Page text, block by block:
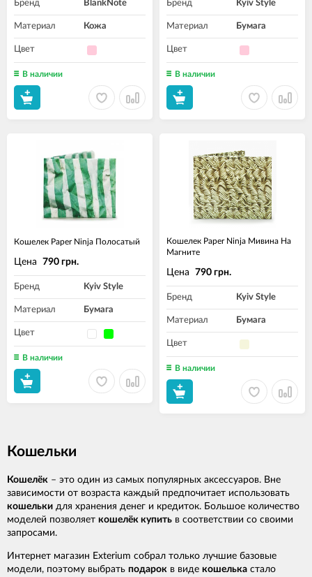
Бренд BlankNote
Материал Кожа
Цвет
В наличии
Бренд Kyiv Style
Материал Бумага
Цвет
В наличии
Кошелек Paper Ninja Полосатый
Цена 790 грн.
Бренд Kyiv Style
Материал Бумага
Цвет
В наличии
Кошелек Paper Ninja Мивина На
Магните
Цена 790 грн.
Бренд Kyiv Style
Материал Бумага
Цвет
В наличии
Кошельки
Кошелёк – это один из самых популярных аксессуаров. Вне
зависимости от возраста каждый предпочитает использовать
кошельки для хранения денег и кредиток. Большое количество
моделей позволяет кошелёк купить в соответствии со своими
запросами.
Интернет магазин Exterium собрал только лучшие базовые
модели, поэтому выбрать подарок в виде кошелька стало